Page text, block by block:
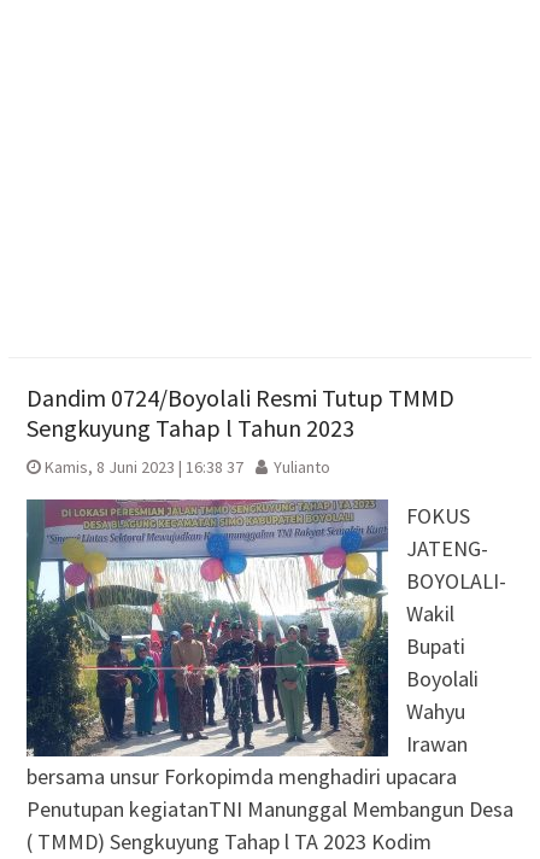
Dandim 0724/Boyolali Resmi Tutup TMMD
Sengkuyung Tahap l Tahun 2023
Kamis, 8 Juni 2023 | 16:38 37 Yulianto
FOKUS
JATENG-
BOYOLALI-
Wakil
Bupati
Boyolali
Wahyu
Irawan
bersama unsur Forkopimda menghadiri upacara
Penutupan kegiatanTNI Manunggal Membangun Desa
( TMMD) Sengkuyung Tahap l TA 2023 Kodim